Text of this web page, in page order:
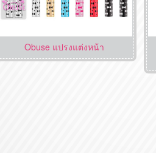
Obuse แปรงแต่งหน้า